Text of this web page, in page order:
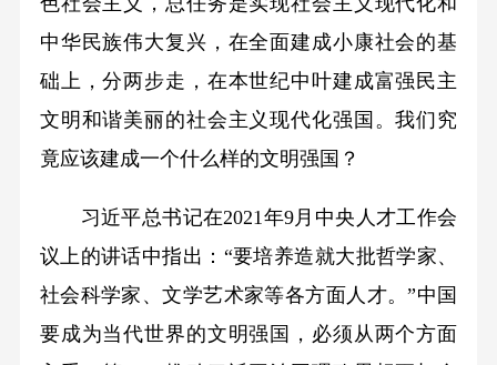
中华民族伟大复兴，在全面建成小康社会的基
础上，分两步走，在本世纪中叶建成富强民主
文明和谐美丽的社会主义现代化强国。我们究
竟应该建成一个什么样的文明强国？
习近平总书记在2021年9月中央人才工作会
议上的讲话中指出：“要培养造就大批哲学家、
社会科学家、文学艺术家等各方面人才。”中国
要成为当代世界的文明强国，必须从两个方面